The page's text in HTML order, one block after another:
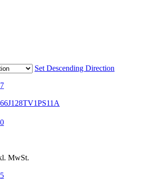
Set Descending Direction
MwSt.